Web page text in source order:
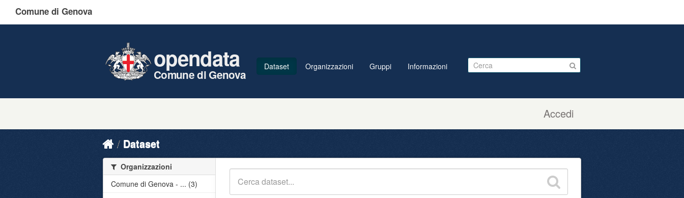
Comune di Genova
Accedi
opendata
Comune di Genova
Dataset Organizzazioni Gruppi Informazioni
Dataset
Organizzazioni
Comune di Genova - ... (3)